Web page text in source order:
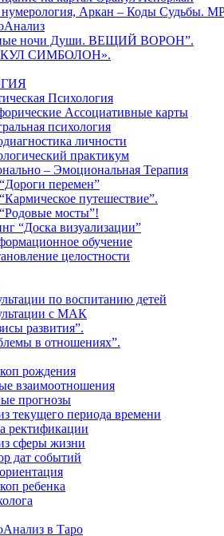
Аркан – Коды Судьбы.
ночи Души. ВЕЩИЙ ВОРОН”.
СИМБОЛОН».
Психология
Ассоциативные карты
психология
личности
практикум
– Эмоциональная Терапия
перемен”
путешествие”.
мосты”!
“Доска визуализации”
обучение
целостности
по воспитанию детей
с МАК
развития”.
в отношениях”.
рождения
взаимоотношения
прогнозы
текущего периода времени
ректификации
сферы жизни
дат событий
ребенка
в Таро